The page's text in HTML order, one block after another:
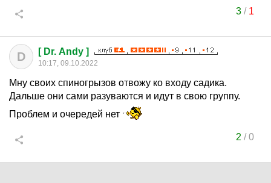
3/ 1
D [ Dr. Andy ]
10:17, 09.10.2022
Мну своих спиногрызов отвожу ко входу садика.
Дальше они сами разуваются и идут в свою группу.
Проблем и очередей нет
2 /0